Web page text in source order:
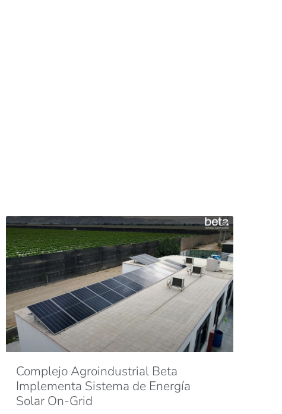
Complejo Agroindustrial Beta
Implementa Sistema de Energía
Solar On-Grid